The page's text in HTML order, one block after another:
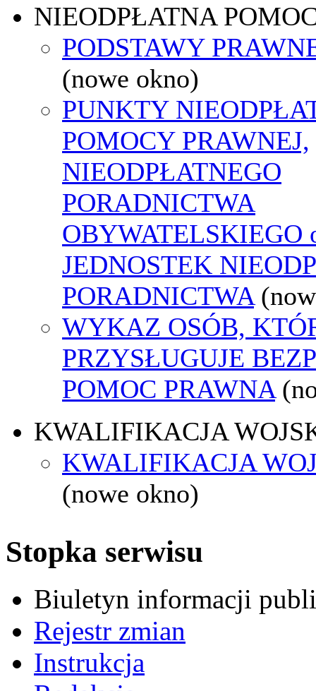
NIEODPŁATNA
PODSTAWY
(nowe okno)
PUNKTY
POMOCY PRAWNEJ,
NIEODPŁATNEGO
PORADNICTWA
OBYWATELSKIEGO
JEDNOSTEK
PORADNICTWA
WYKAZ OSÓB,
PRZYSŁUGUJE
POMOC PRAWNA
KWALIFIKACJA
KWALIFIKACJA
(nowe okno)
Stopka serwisu
Biuletyn informacji
Rejestr zmian
Instrukcja